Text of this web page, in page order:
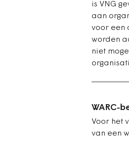
is VNG
aan
voor een
worden
niet
WARC-
Voor het
van een